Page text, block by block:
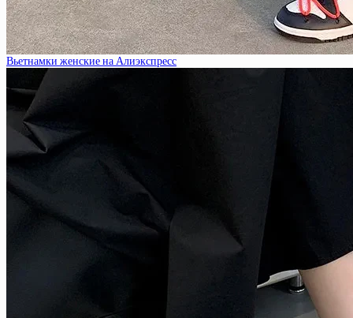
Вьетнамки женские на Алиэкспресс